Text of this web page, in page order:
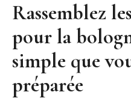
Rassemblez
pour la
simple que
préparée